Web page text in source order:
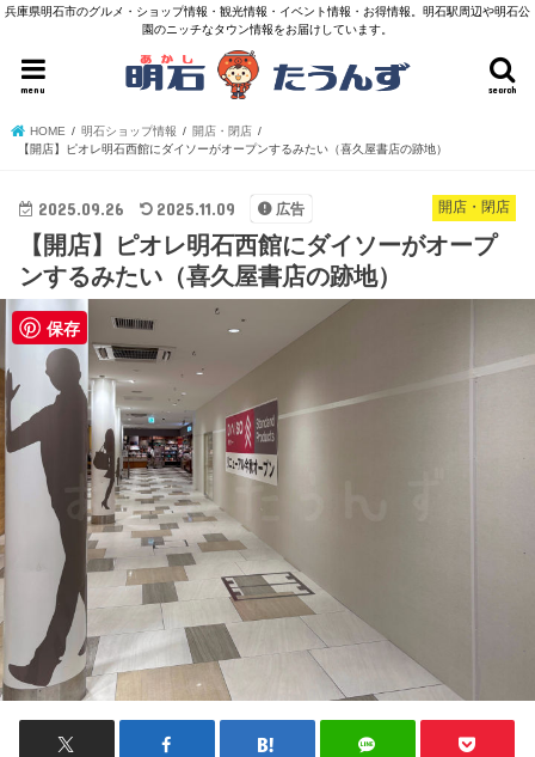
兵庫県明石市のグルメ・ショップ情報・観光情報・イベント情報・お得情報。明石駅周辺や明石公
園のニッチなタウン情報をお届けしています。
search
menu
HOME 明石ショップ情報
開店・閉店
【開店】ピオレ明石西館にダイソーがオープンするみたい（喜久屋書店の跡地）
開店・閉店
2025.09.26 2025.11.09 広告
【開店】ピオレ明石西館にダイソーがオープ
ンするみたい（喜久屋書店の跡地）
保存